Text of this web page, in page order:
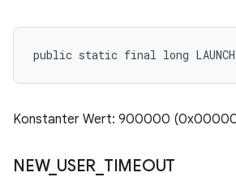
public static final long
Konstanter Wert: 900000
NEW_ USER TIMEOUT